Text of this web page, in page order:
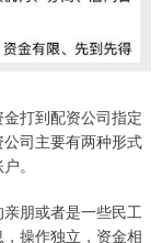
打到配资公司指定
司主要有两种形式
。
朋或者是一些民工
操作独立，资金相